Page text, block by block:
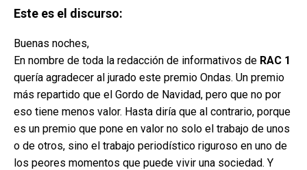
Este es el discurso:
Buenas noches,
En nombre de toda la redacción de informativos de RAC 1
quería agradecer al jurado este premio Ondas. Un premio
más repartido que el Gordo de Navidad, pero que no por
eso tiene menos valor. Hasta diría que al contrario, porque
es un premio que pone en valor no solo el trabajo de unos
o de otros, sino el trabajo periodístico riguroso en uno de
los peores momentos que puede vivir una sociedad. Y